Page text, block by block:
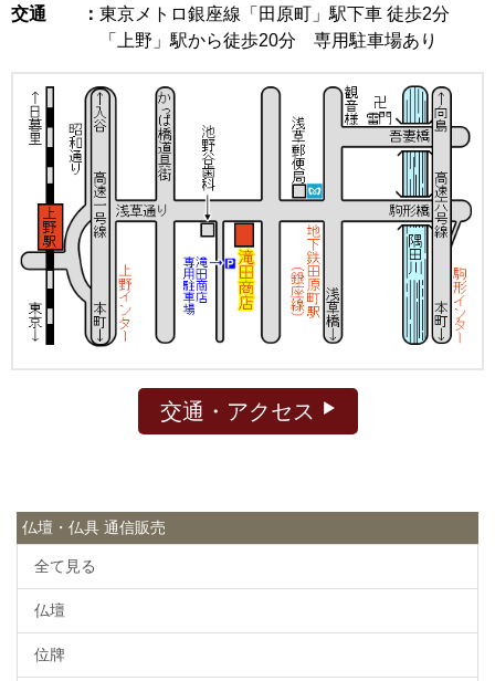
交通 ： 東京メトロ銀座線「田原町」駅下車 徒歩2分
「上野」駅から徒歩20分 専用駐車場あり
交通・アクセス
仏壇・仏具 通信販売
全て見る
仏壇
位牌